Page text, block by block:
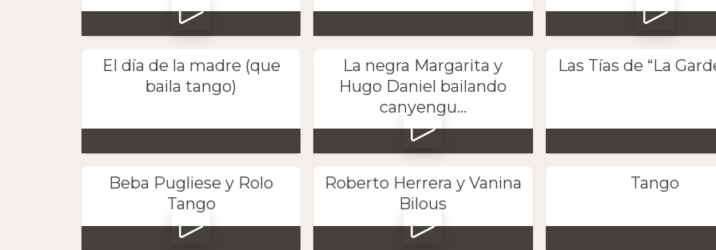
El día de la madre (que
baila tango)
La negra Margarita y
Hugo Daniel bailando
canyengu...
Las Tías de “La
Beba Pugliese y Rolo
Tango
Roberto Herrera y Vanina
Bilous
Tango